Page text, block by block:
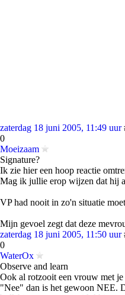
zaterdag 18 juni 2005, 11:49 uur
0
Moeizaam
Signature?
Ik zie hier een hoop reactie
Mag ik jullie erop wijzen dat hij
VP had nooit in zo'n situatie
Mijn gevoel zegt dat deze
zaterdag 18 juni 2005, 11:50 uur
0
WaterOx
Observe and learn
Ook al rotzooit een vrouw met je
"Nee" dan is het gewoon NEE.